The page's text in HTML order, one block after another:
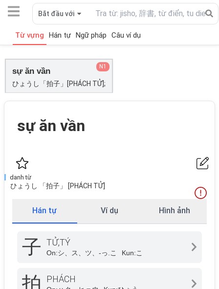
Bắt đầu với
Từ vựng Hán tự Ngữ pháp Câu ví dụ
sự ăn vần
ひょうし「拍子」[PHÁCH TỬ];
N1
sự ăn vần
danh từ
ひょうし 「拍子」 [PHÁCH TỬ]
Hán tự Ví dụ Hình ảnh
子 TỬ,TÝ
On:シ、ス、ツ、-っ.こ Kun:こ
拍 PHÁCH